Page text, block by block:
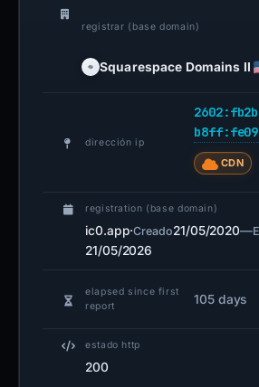
registrar (base domain)
Squarespace Domains II
dirección ip
CDN
registration (base domain)
ic0.app·Creado21/05/2020—
21/05/2026
elapsed since first
report
105 days
estado http
200